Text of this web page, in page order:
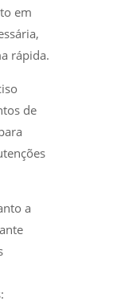
em
rápida.
de
a